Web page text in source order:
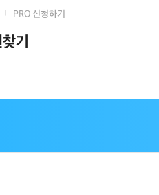
PRO 신청하기
기